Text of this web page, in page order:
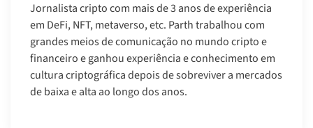
Jornalista cripto com mais de 3 anos de experiência
em DeFi, NFT, metaverso, etc. Parth trabalhou com
grandes meios de comunicação no mundo cripto e
financeiro e ganhou experiência e conhecimento em
cultura criptográfica depois de sobreviver a mercados
de baixa e alta ao longo dos anos.